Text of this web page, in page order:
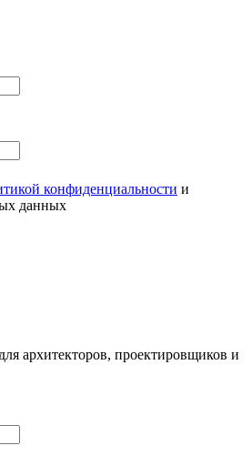
конфиденциальности и
данных
архитекторов, проектировщиков и